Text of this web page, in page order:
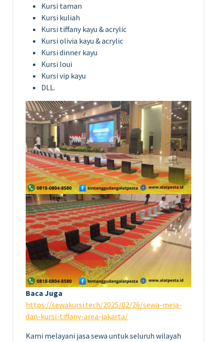
Kursi taman
Kursi kuliah
Kursi tiffany kayu & acrylic
Kursi olivia kayu & acrylic
Kursi dinner kayu
Kursi loui
Kursi vip kayu
DLL.
Baca Juga
https://sewakursi.tech/2025/02/26/sewa-meja-
dan-kursi-tiffany-area-jakarta/
Kami melayani jasa sewa untuk seluruh wilayah